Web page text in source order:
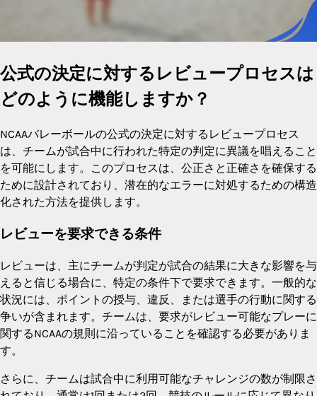
公式の決定に対するレビュープロセスは
どのように機能しますか？
NCAAバレーボールの公式の決定に対するレビュープロセス
は、チームが試合中に行われた特定の判定に異議を唱えること
を可能にします。このプロセスは、公正さと正確さを確保する
ために設計されており、潜在的なエラーに対処するための構造
化された方法を提供します。
レビューを要求できる条件
レビューは、主にチームが判定が試合の結果に大きな影響を与
えると信じる場合に、特定の条件下で要求できます。一般的な
状況には、ポイントの授与、違反、または選手の行動に関する
争いが含まれます。チームは、要求がレビュー可能なプレーに
関するNCAAの規則に沿っていることを確認する必要がありま
す。
さらに、チームは試合中に利用可能なチャレンジの数が制限さ